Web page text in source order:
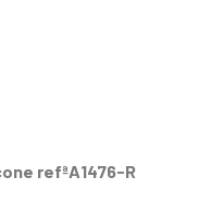
refªA1476-R